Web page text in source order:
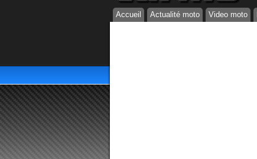
Accueil Actualité moto Video moto